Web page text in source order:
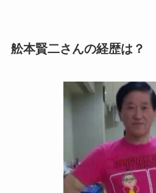
舩本賢二さんの経歴は？